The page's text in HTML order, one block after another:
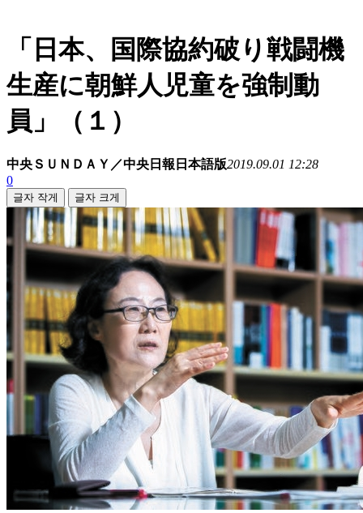
「日本、国際協約破り戦闘機
生産に朝鮮人児童を強制動
員」（１）
中央ＳＵＮＤＡＹ／中央日報日本語版2019.09.01 12:28
0
글자 작게 글자 크게